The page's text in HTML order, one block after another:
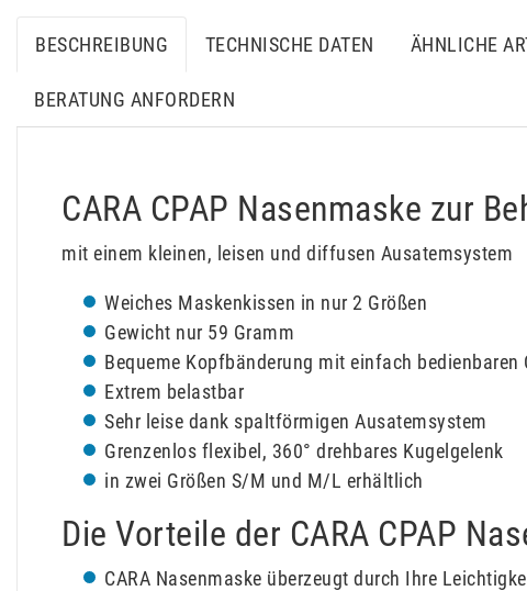
BESCHREIBUNG TECHNISCHE DATEN ÄHNLICHE
BERATUNG ANFORDERN
CARA CPAP Nasenmaske zur
mit einem kleinen, leisen und diffusen Ausatemsystem
Weiches Maskenkissen in nur 2 Größen
Gewicht nur 59 Gramm
Bequeme Kopfbänderung mit einfach bedienbaren
Extrem belastbar
Sehr leise dank spaltförmigen Ausatemsystem
Grenzenlos flexibel, 360° drehbares Kugelgelenk
in zwei Größen S/M und M/L erhältlich
Die Vorteile der CARA CPAP
CARA Nasenmaske überzeugt durch Ihre